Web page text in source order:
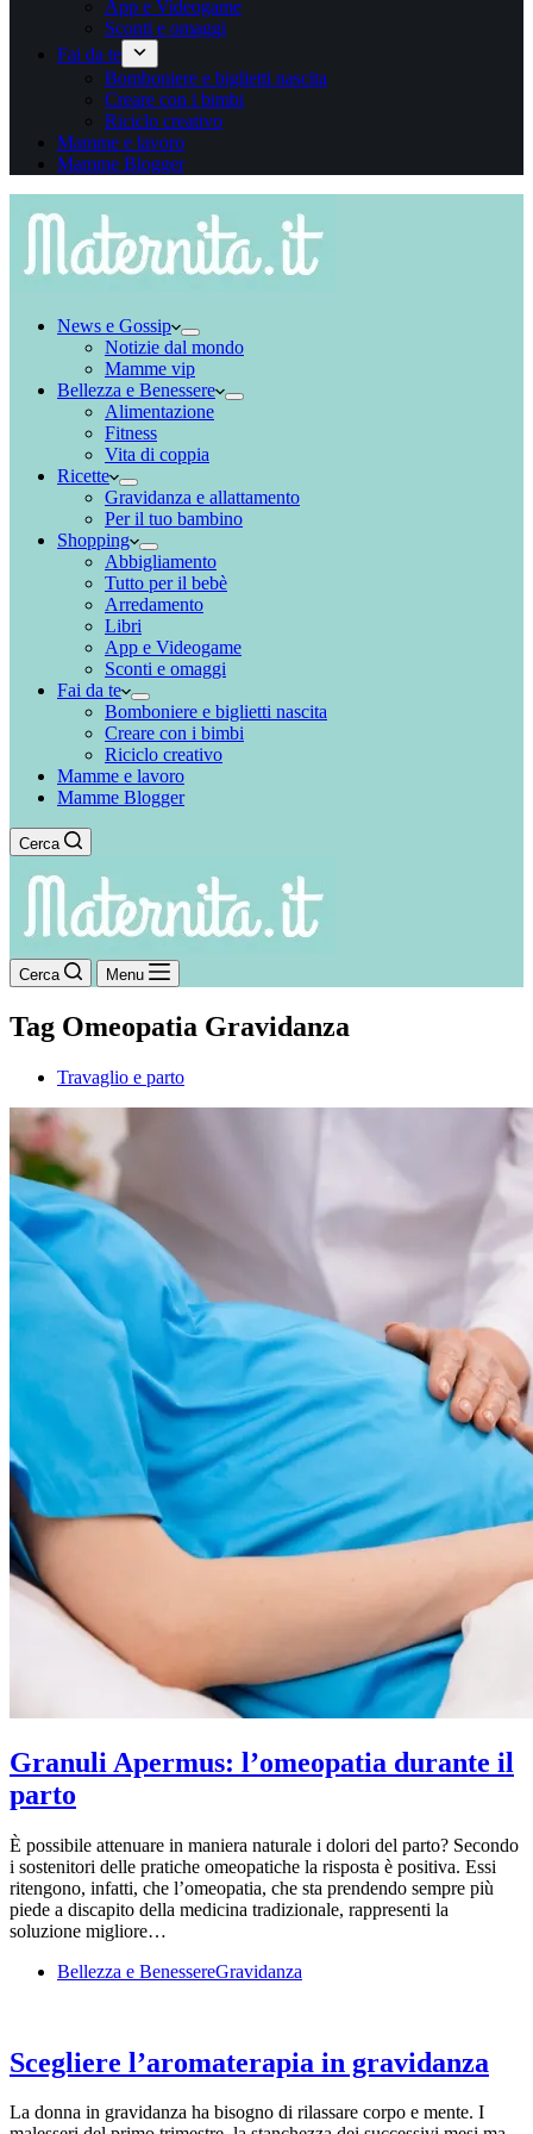
App e Videogame
Sconti e omaggi
Fai da te
Bomboniere e biglietti nascita
Creare con i bimbi
Riciclo creativo
Mamme e lavoro
Mamme Blogger
News e Gossip
Notizie dal mondo
Mamme vip
Bellezza e Benessere
Alimentazione
Fitness
Vita di coppia
Ricette
Gravidanza e allattamento
Per il tuo bambino
Shopping
Abbigliamento
Tutto per il bebè
Arredamento
Libri
App e Videogame
Sconti e omaggi
Fai da te
Bomboniere e biglietti nascita
Creare con i bimbi
Riciclo creativo
Mamme e lavoro
Mamme Blogger
Cerca
Cerca Menu
Tag Omeopatia Gravidanza
Travaglio e parto
Granuli Apermus: l’omeopatia durante il
parto
È possibile attenuare in maniera naturale i dolori del parto? Secondo
i sostenitori delle pratiche omeopatiche la risposta è positiva. Essi
ritengono, infatti, che l’omeopatia, che sta prendendo sempre più
piede a discapito della medicina tradizionale, rappresenti la
soluzione migliore…
Bellezza e BenessereGravidanza
Scegliere l’aromaterapia in gravidanza
La donna in gravidanza ha bisogno di rilassare corpo e mente. I